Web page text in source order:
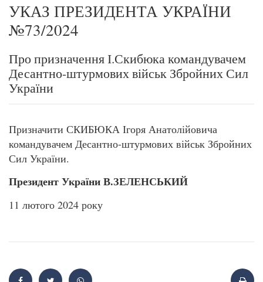
УКАЗ ПРЕЗИДЕНТА УКРАЇНИ
№73/2024
Про призначення І.Скибюка командувачем
Десантно-штурмових військ Збройних Сил
України
Призначити СКИБЮКА Ігоря Анатолійовича
командувачем Десантно-штурмових військ Збройних
Сил України.
Президент України В.ЗЕЛЕНСЬКИЙ
11 лютого 2024 року